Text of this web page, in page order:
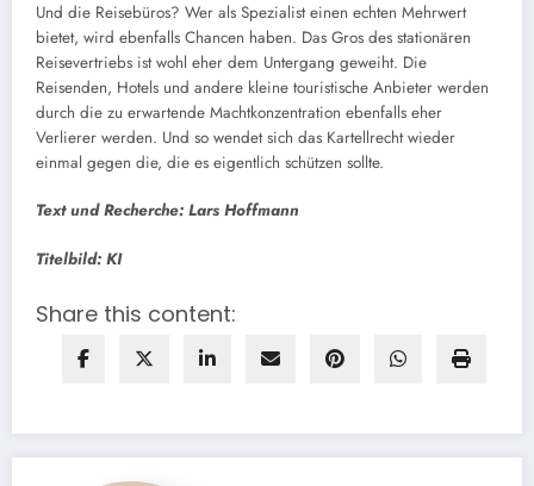
Und die Reisebüros? Wer als Spezialist einen echten Mehrwert
bietet, wird ebenfalls Chancen haben. Das Gros des stationären
Reisevertriebs ist wohl eher dem Untergang geweiht. Die
Reisenden, Hotels und andere kleine touristische Anbieter werden
durch die zu erwartende Machtkonzentration ebenfalls eher
Verlierer werden. Und so wendet sich das Kartellrecht wieder
einmal gegen die, die es eigentlich schützen sollte.
Text und Recherche: Lars Hoffmann
Titelbild: KI
Share this content: